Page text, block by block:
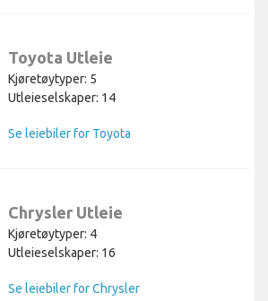
Toyota Utleie
Kjøretøytyper: 5
Utleieselskaper: 14
Se leiebiler for Toyota
Chrysler Utleie
Kjøretøytyper: 4
Utleieselskaper: 16
Se leiebiler for Chrysler